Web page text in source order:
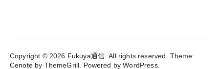
Copyright © 2026 Fukuya通信. All rights reserved. Theme:
Cenoteby ThemeGrill. Powered byWordPress.